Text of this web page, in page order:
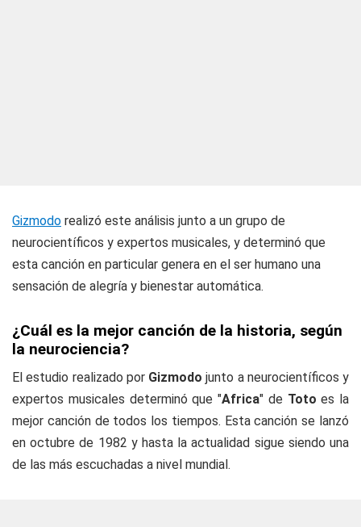
Gizmodo realizó este análisis junto a un grupo de
neurocientíficos y expertos musicales, y determinó que
esta canción en particular genera en el ser humano una
sensación de alegría y bienestar automática.
¿Cuál es la mejor canción de la historia, según
la neurociencia?
El estudio realizado por Gizmodojunto a neurocientíficos y
expertos musicales determinó que "Africa" de Totoes la
mejor canción de todos los tiempos. Esta canción se lanzó
en octubre de 1982 y hasta la actualidad sigue siendo una
de las más escuchadas a nivel mundial.